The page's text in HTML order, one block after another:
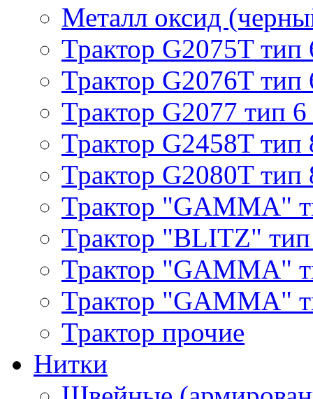
Металл оксид
Трактор G2075T тип
Трактор G2076T тип
Трактор G2077 тип 6
Трактор G2458T тип
Трактор G2080T тип
Трактор "GAMMA"
Трактор "BLITZ"
Трактор "GAMMA"
Трактор "GAMMA"
Трактор прочие
Нитки